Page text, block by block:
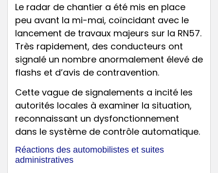
Le radar de chantier a été mis en place
peu avant la mi-mai, coïncidant avec le
lancement de travaux majeurs sur la RN57.
Très rapidement, des conducteurs ont
signalé un nombre anormalement élevé de
flashs et d’avis de contravention.
Cette vague de signalements a incité les
autorités locales à examiner la situation,
reconnaissant un dysfonctionnement
dans le système de contrôle automatique.
Réactions des automobilistes et suites
administratives